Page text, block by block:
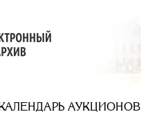
АУКЦИОНОВ